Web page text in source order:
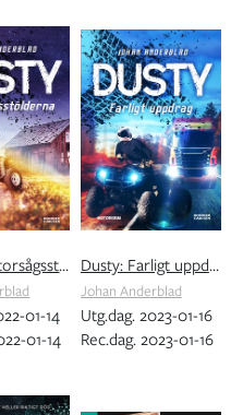
Dusty. Motorsågsstölderna
01-14
01-14
Dusty: Farligt uppdrag
Johan Anderblad
Utg.dag. 2023-01-16
Rec.dag. 2023-01-16